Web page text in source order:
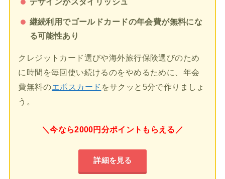
継続利用でゴールドカードの年会費が無料にな
る可能性あり
クレジットカード選びや海外旅行保険選びのため
に時間を毎回使い続けるのをやめるために、年会
費無料のエポスカード をサクッと5分で作りましょ
う。
＼今なら2000円分ポイントもらえる／
詳細を見る